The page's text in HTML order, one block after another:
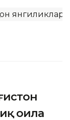
янгиликлари
оила